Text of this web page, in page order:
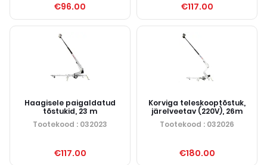
€96.00 €117.00
Haagisele paigaldatud
tõstukid, 23 m
Tootekood : 032023
€117.00
Korviga teleskooptõstuk,
järelveetav (220V), 26m
Tootekood : 032026
€180.00